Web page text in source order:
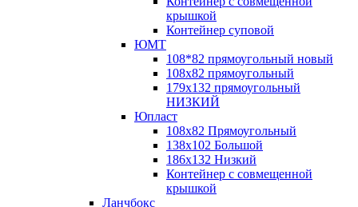
крышкой
Контейнер суповой
ЮМТ
108*82 прямоугольный новый
108х82 прямоугольный
179х132 прямоугольный
НИЗКИЙ
Юпласт
108х82 Прямоугольный
138х102 Большой
186х132 Низкий
Контейнер с совмещенной
крышкой
Ланчбокс